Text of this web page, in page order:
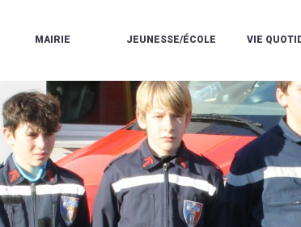
MAIRIE
LES
ÉLUS
CONTACTS
/
HORAIRES
URBANISME/PLU
EN
LIGNE
CARTES
D'IDENTITÉ-
PASSEPORTS
JEUNESSE/ÉCOLE
L'ACCUEIL
LOISIRS
LE
PÉRISCOLAIRE
/
LES
MERCREDIS
RÉCRÉATIFS
LE
RESTAURANT
SCOLAIRE
VIE
ESPACE
DE
SOCIALE
QUELQUES
RÈGLES
VIE
L'EAU